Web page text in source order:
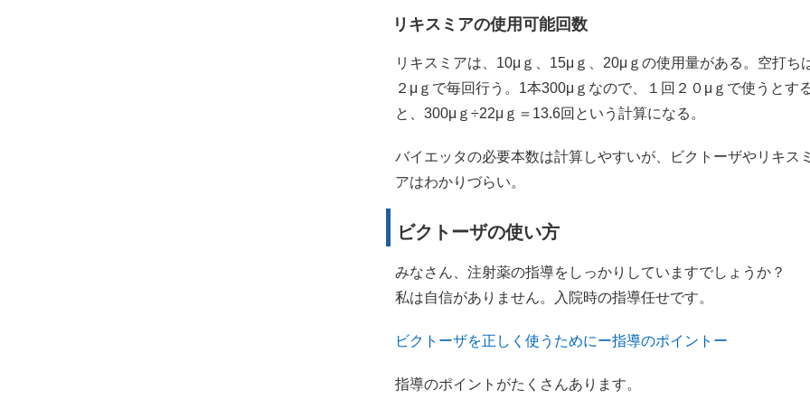
リキスミアの使用可能回数
リキスミアは、10μｇ、15μｇ、20μｇの使用量がある。空打ち
２μｇで毎回行う。1本300μｇなので、１回２０μｇで使うとす
と、300μｇ÷22μｇ＝13.6回という計算になる。
バイエッタの必要本数は計算しやすいが、ビクトーザやリキス
アはわかりづらい。
ビクトーザの使い方
みなさん、注射薬の指導をしっかりしていますでしょうか？
私は自信がありません。入院時の指導任せです。
ビクトーザを正しく使うためにー指導のポイントー
指導のポイントがたくさんあります。